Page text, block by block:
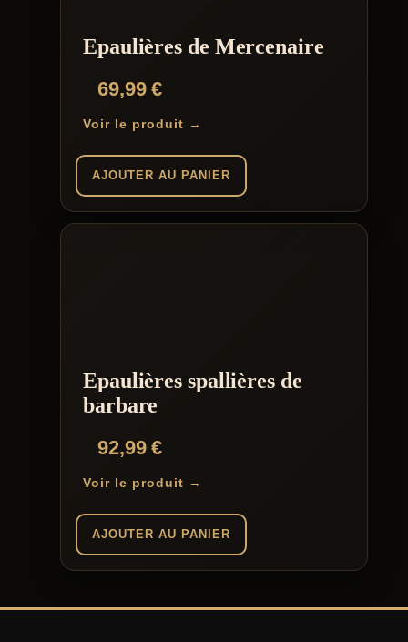
Epaulières de Mercenaire
69,99€
Voir le produit →
AJOUTER AU PANIER
Epaulières spallières de
barbare
92,99€
Voir le produit →
AJOUTER AU PANIER